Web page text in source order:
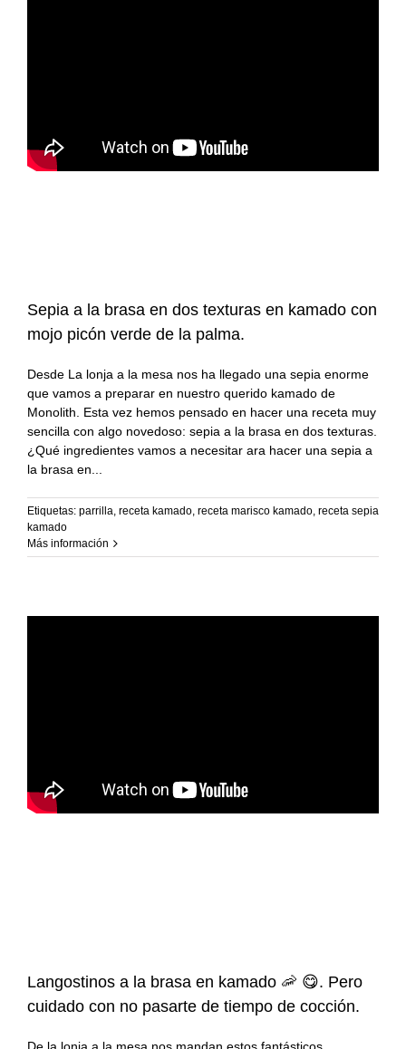
Actualidad
Consejos del fuego
Internacional
Postres
empanadas
Recetas Caja China
Recetas Kamado
Accesorios
Sepia a la brasa en dos texturas en kamado con
mojo picón verde de la palma.
Desde La lonja a la mesa nos ha llegado una sepia enorme
que vamos a preparar en nuestro querido kamado de
Monolith. Esta vez hemos pensado en hacer una receta muy
sencilla con algo novedoso: sepia a la brasa en dos texturas.
¿Qué ingredientes vamos a necesitar ara hacer una sepia a
la brasa en
Etiquetas: parrilla, receta kamado, receta marisco kamado, receta sepia
kamado
Más información
Langostinos a la brasa en kamado 🦐 😋. Pero
cuidado con no pasarte de tiempo de cocción.
De la lonja a la mesa nos mandan estos fantásticos